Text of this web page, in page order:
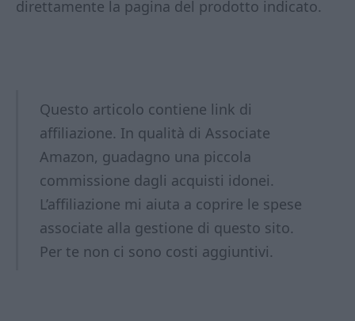
direttamente la pagina del prodotto indicato.
Questo articolo contiene link di
affiliazione. In qualità di Associate
Amazon, guadagno una piccola
commissione dagli acquisti idonei.
L’affiliazione mi aiuta a coprire le spese
associate alla gestione di questo sito.
Per te non ci sono costi aggiuntivi.